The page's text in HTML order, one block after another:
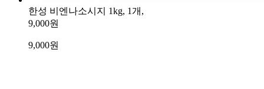
한성 비엔나소시지 1kg, 1개,
9,000원
9,000원